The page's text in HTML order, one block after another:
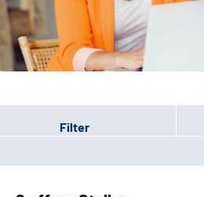
Leichte Sprache
Gebärdensprache
Filter